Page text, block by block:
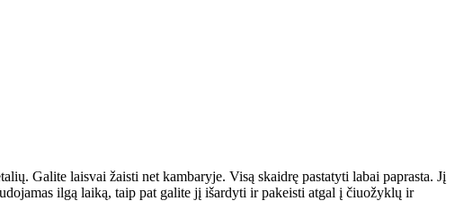
Galite laisvai žaisti net kambaryje. Visą skaidrę pastatyti labai paprasta. Jį
ilgą laiką, taip pat galite jį išardyti ir pakeisti atgal į čiuožyklų ir